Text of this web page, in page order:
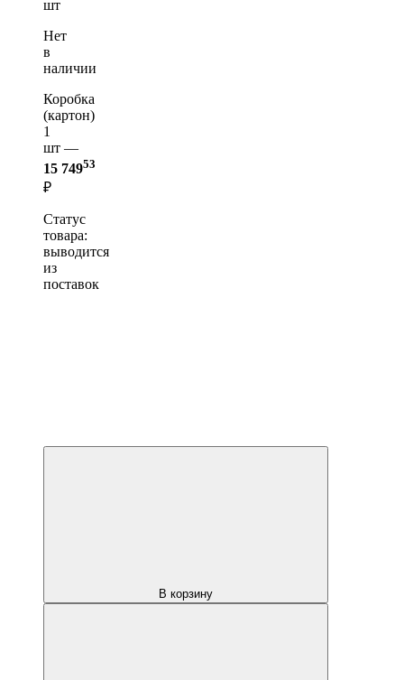
шт
Нет
в
наличии
Коробка
(картон)
1
шт —
15 74953
₽
Статус
товара:
выводится
из
поставок
В корзину